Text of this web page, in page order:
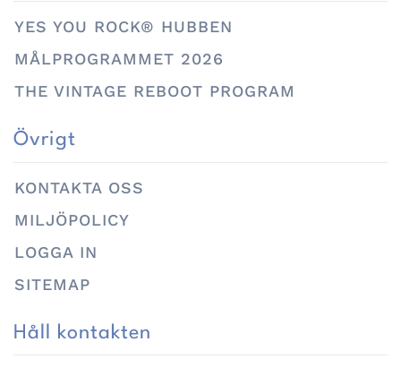
YES YOU ROCK® HUBBEN
MÅLPROGRAMMET 2026
THE VINTAGE REBOOT PROGRAM
Övrigt
KONTAKTA OSS
MILJÖPOLICY
LOGGA IN
SITEMAP
Håll kontakten